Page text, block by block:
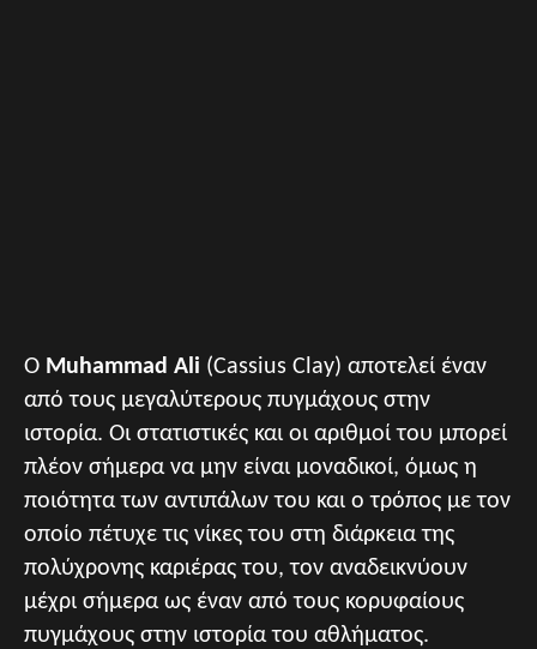
Ο Muhammad Ali (Cassius Clay) αποτελεί έναν
από τους μεγαλύτερους πυγμάχους στην
ιστορία. Οι στατιστικές και οι αριθμοί του μπορεί
πλέον σήμερα να μην είναι μοναδικοί, όμως η
ποιότητα των αντιπάλων του και ο τρόπος με τον
οποίο πέτυχε τις νίκες του στη διάρκεια της
πολύχρονης καριέρας του, τον αναδεικνύουν
μέχρι σήμερα ως έναν από τους κορυφαίους
πυγμάχους στην ιστορία του αθλήματος.